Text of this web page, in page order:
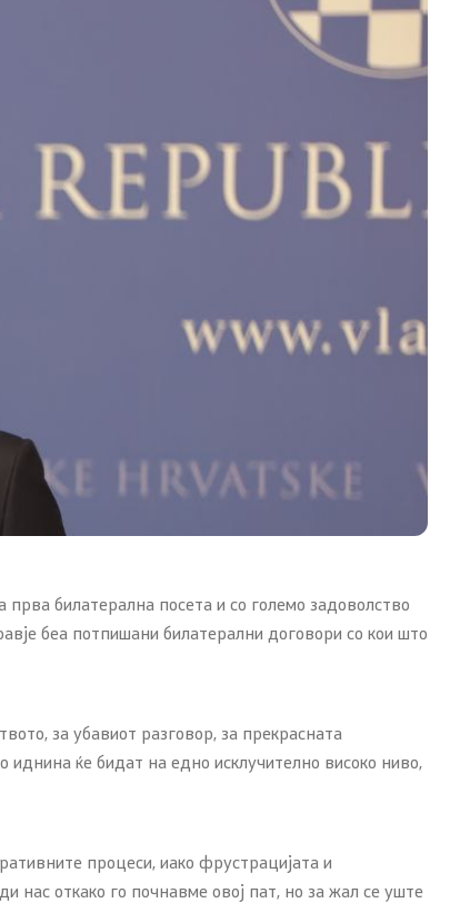
билатерална посета и со големо задоволство
беа потпишани билатерални договори со кои што
за убавиот разговор, за прекрасната
ќе бидат на едно исклучително високо ниво,
процеси, иако фрустрацијата и
нас откако го почнавме овој пат, но за жал се уште